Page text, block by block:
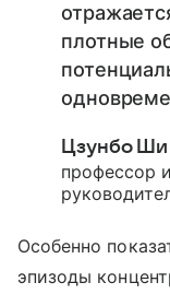
плотные
Цзунбо Ши
профессор
Особенно
эпизоды